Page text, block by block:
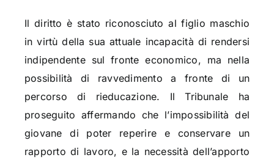
Il diritto è stato riconosciuto al figlio maschio
in virtù della sua attuale incapacità di rendersi
indipendente sul fronte economico, ma nella
possibilità di ravvedimento a fronte di un
percorso di rieducazione. Il Tribunale ha
proseguito affermando che l’impossibilità del
giovane di poter reperire e conservare un
rapporto di lavoro, e la necessità dell’apporto